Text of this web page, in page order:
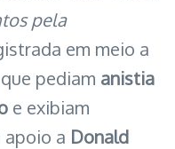
pela
em meio a
pediam anistia
e exibiam
apoio a Donald